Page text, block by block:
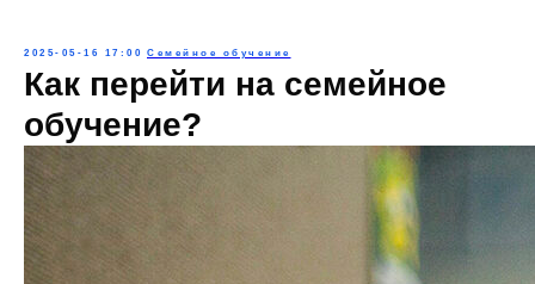
2025-05-16 17:00 Семейное обучение
Как перейти на семейное
обучение?